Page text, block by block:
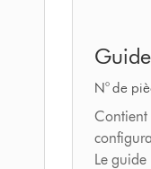
de
N° de
Contient
Le